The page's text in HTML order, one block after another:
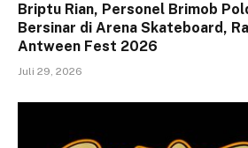
Briptu Rian, Personel Brimob
Bersinar di Arena Skateboard,
Antween Fest 2026
Juli 29, 2026